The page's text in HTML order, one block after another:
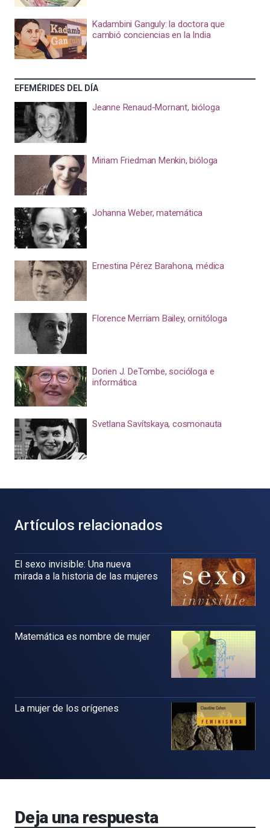
Kadambini Ganguly: la doctora que
cambió conciencias en la India
EFEMÉRIDES DEL DÍA
Jeanne Renaud-Mornant, bióloga
Miriam Friedman Menkin, bióloga
Johanna Weber, matemática
Ernestina Pérez Barahona, médica
Florence Merriam Bailey, ornitóloga
Dorien J. DeTombe, socióloga e
informática
Svetlana Savítskaya, cosmonauta
Artículos relacionados
El sexo invisible: Una nueva
mirada a la historia de las mujeres
Matemática es nombre de mujer
La mujer de los orígenes
Deja una respuesta